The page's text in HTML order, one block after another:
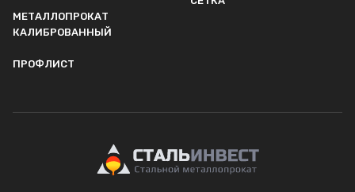
МЕТАЛЛОПРОКАТ
КАЛИБРОВАННЫЙ
ПРОФЛИСТ